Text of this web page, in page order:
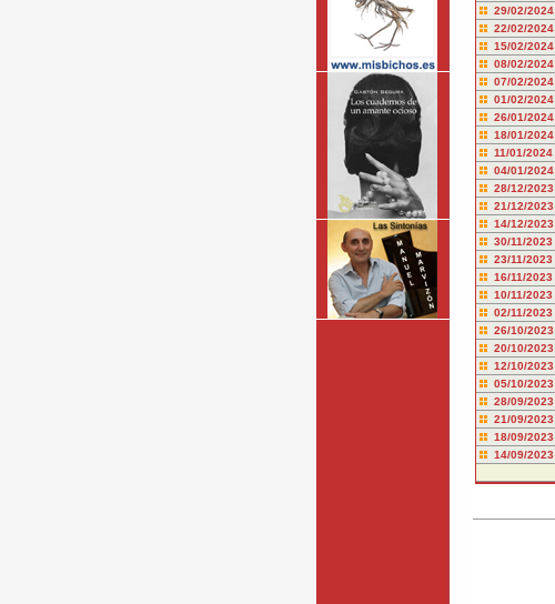
29/02/2024
22/02/2024
15/02/2024
08/02/2024
07/02/2024
01/02/2024
26/01/2024
18/01/2024
11/01/2024
04/01/2024
28/12/2023
21/12/2023
14/12/2023
30/11/2023
23/11/2023
16/11/2023
10/11/2023
02/11/2023
26/10/2023
20/10/2023
12/10/2023
05/10/2023
28/09/2023
21/09/2023
18/09/2023
14/09/2023